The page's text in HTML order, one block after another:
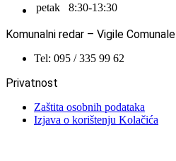
petak
8:30-13:30
Komunalni redar – Vigile Comunale
Tel: 095 / 335 99 62
Privatnost
Zaštita osobnih podataka
Izjava o korištenju Kolačića